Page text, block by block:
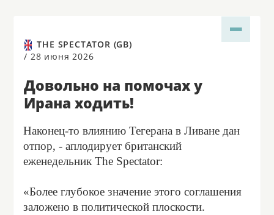
THE SPECTATOR (GB)
/ 28 июня 2026
Довольно на помочах у
Ирана ходить!
Наконец-то влиянию Тегерана в Ливане дан
отпор, - аплодирует британский
еженедельник The Spectator:
«Более глубокое значение этого соглашения
заложено в политической плоскости.